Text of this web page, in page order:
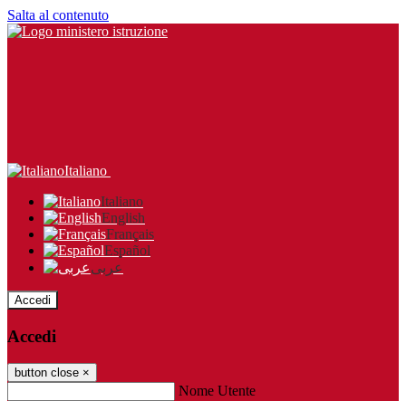
Salta al contenuto
Italiano
Italiano
English
Français
Español
عربى
Accedi
Accedi
button close ×
Nome Utente